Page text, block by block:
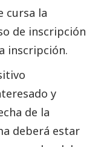
cursa la
de inscripción
inscripción.
y
de la
deberá estar